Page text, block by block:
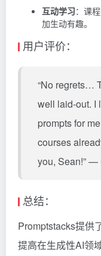
互动学习：课
加生动有趣。
用户评价：
“No regrets…
well laid-out. I
prompts for
courses
you, Sean!” —
总结：
Promptstacks提供
提高在生成性AI领